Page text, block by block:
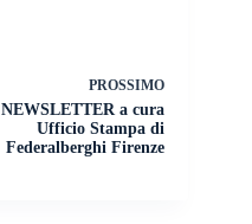
PROSSIMO
NEWSLETTER a cura
Ufficio Stampa di
Federalberghi Firenze